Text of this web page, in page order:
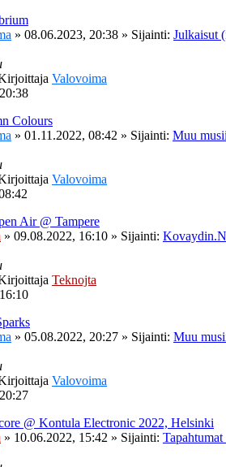
» 08.06.2023, 20:38 » Sijainti: Julkaisut
Valovoima
Colours
» 01.11.2022, 08:42 » Sijainti: Muu
Valovoima
Air @ Tampere
» 09.08.2022, 16:10 » Sijainti:
Teknojta
» 05.08.2022, 20:27 » Sijainti: Muu
Valovoima
@ Kontula Electronic 2022, Helsinki
» 10.06.2022, 15:42 » Sijainti: Tapahtumat